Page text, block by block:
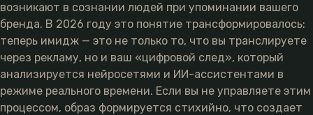
возникают в сознании людей при упоминании вашего
бренда. В 2026 году это понятие трансформировалось:
теперь имидж — это не только то, что вы транслируете
через рекламу, но и ваш «цифровой след», который
анализируется нейросетями и ИИ-ассистентами в
режиме реального времени. Если вы не управляете этим
процессом, образ формируется стихийно, что создает